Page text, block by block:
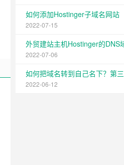
如何添加Hostinger子域名网站
2022-07-15
外贸建站主机Hostinger的DNS
2022-07-06
如何把域名转到自己名下？第
2022-06-12